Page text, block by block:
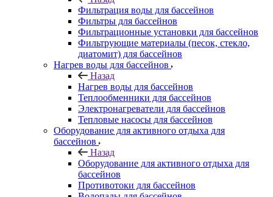
Фильтрация воды для бассейнов
Фильтры для бассейнов
Фильтрационные установки для бассейнов
Фильтрующие материалы (песок, стекло,
диатомит) для бассейнов
Нагрев воды для бассейнов
Назад
Нагрев воды для бассейнов
Теплообменники для бассейнов
Электронагреватели для бассейнов
Тепловые насосы для бассейнов
Оборудование для активного отдыха для
бассейнов
Назад
Оборудование для активного отдыха для
бассейнов
Противотоки для бассейнов